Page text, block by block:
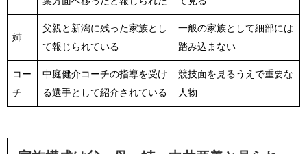
姉
父親と新潟に残った家族とし
て報じられている
一般の家族として細部には
踏み込まない
コー
チ
中庭健介コーチの指導を受け
る選手として紹介されている
競技面を見るうえで重要な
人物